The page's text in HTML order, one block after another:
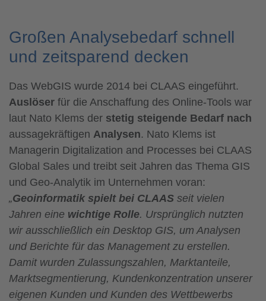
Großen Analysebedarf schnell
und zeitsparend decken
Das WebGIS wurde 2014 bei CLAAS eingeführt.
Auslöser für die Anschaffung des Online-Tools war
laut Nato Klems der stetig steigende Bedarf nach
aussagekräftigen Analysen. Nato Klems ist
Managerin Digitalization and Processes bei CLAAS
Global Sales und treibt seit Jahren das Thema GIS
und Geo-Analytik im Unternehmen voran:
„Geoinformatik spielt bei CLAAS seit vielen
Jahren eine wichtige Rolle. Ursprünglich nutzten
wir ausschließlich ein Desktop GIS, um Analysen
und Berichte für das Management zu erstellen.
Damit wurden Zulassungszahlen, Marktanteile,
Marktsegmentierung, Kundenkonzentration unserer
eigenen Kunden und Kunden des Wettbewerbs